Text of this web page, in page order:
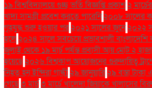
১৯ বিশ্ববিদ্যালয়ে গুচ্ছ ভর্তি বিজ্ঞপ্তি প্রকাশ ২
খাদ্য সামগ্রী প্রবেশ করতে পারেনি ২০০৮ সালের
গৃহযুদ্ধ শুরু হওয়ার পর ২০২১ সালের জুনে ২০২২
হলে ২০২৪ সালে সবচেয়ে প্রভাবশালী বাংলাদেশি
জুলাই থেকে ১৯ মার্চ পর্যন্ত প্রবাসী আয় মোট ২
হয়েছে ২০২৬ বিশ্বকাপ আয়োজনের গুরুদায়িত্ব
নিহত হন ইন্দিরা গান্ধী ২৯ জানুয়ারি ২৯ বস্তা টাকা
গেছে৩ মার্চ৩ মার্চে খালেদা জিয়াকে খালাসের